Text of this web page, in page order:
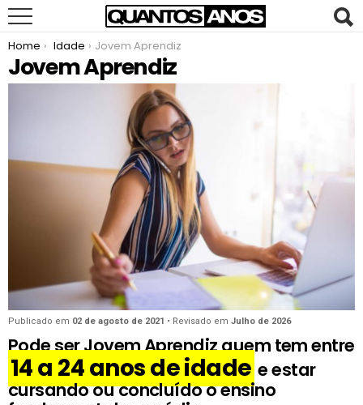
You are here:
Home Idade Jovem Aprendiz
Jovem Aprendiz
Publicado em 02 de agosto de 2021 • Revisado em Julho de 2026
Pode ser Jovem Aprendiz quem tem entre
14 a 24 anos de idade e estar
cursando ou concluído o ensino